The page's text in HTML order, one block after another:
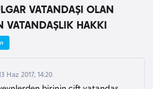
VATANDAŞI OLAN
VATANDAŞLIK HAKKI
Haz 2017, 14:20